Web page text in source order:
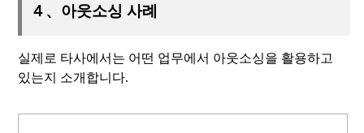
４、아웃소싱 사례
실제로 타사에서는 어떤 업무에서 아웃소싱을 활용하고
있는지 소개합니다.